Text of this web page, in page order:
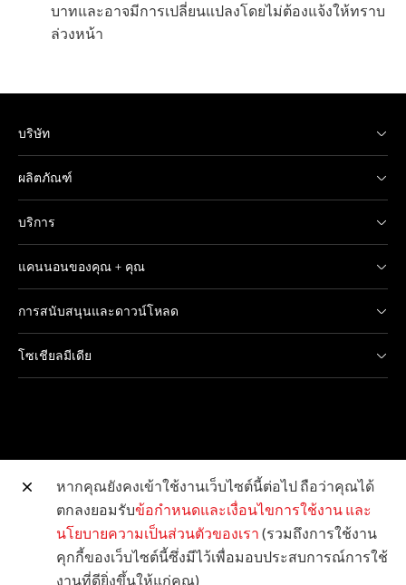
บาทและอาจมีการเปลี่ยนแปลงโดยไม่ต้องแจ้งให้ทราบ
ล่วงหน้า
บริษัท
ผลิตภัณฑ์
บริการ
แคนนอนของคุณ + คุณ
การสนับสนุนและดาวน์โหลด
โซเชียลมีเดีย
เว็บไซต์อื่น ๆ ของแคนนอน
ลิขสิทธิ์ © 2026 Canon Marketing (Thailand) Co., Ltd.
จำกัด สงวนลิขสิทธิ์
หากคุณยังคงเข้าใช้งานเว็บไซต์นี้ต่อไป ถือว่าคุณได้
ตกลงยอมรับข้อกำหนดและเงื่อนไขการใช้งาน และ
นโยบายความเป็นส่วนตัวของเรา (รวมถึงการใช้งาน
คุกกี้ของเว็บไซต์นี้ซึ่งมีไว้เพื่อมอบประสบการณ์การใช้
งานที่ดียิ่งขึ้นให้แก่คุณ)